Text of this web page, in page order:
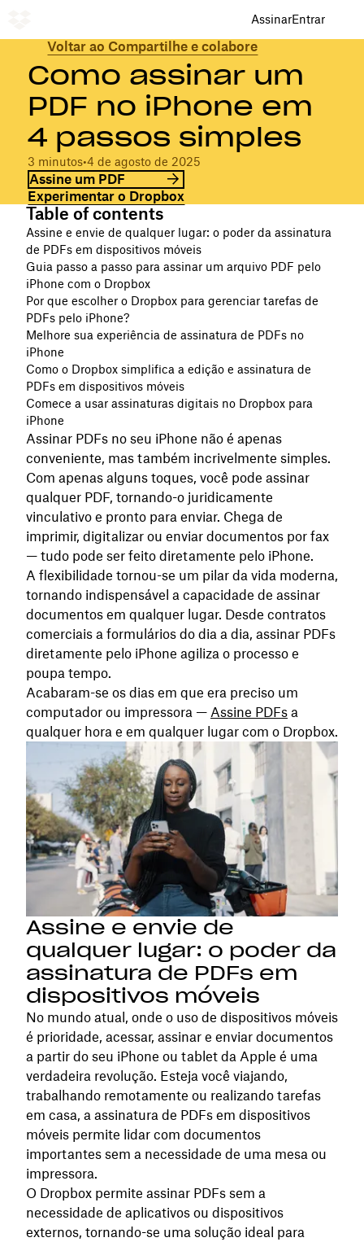
AssinarEntrar
Voltar ao Compartilhe e colabore
Como assinar um
PDF no iPhone em
4 passos simples
3 minutos•4 de agosto de 2025
Assine um PDF
Experimentar o Dropbox
Table of contents
Assine e envie de qualquer lugar: o poder da assinatura
de PDFs em dispositivos móveis
Guia passo a passo para assinar um arquivo PDF pelo
iPhone com o Dropbox
Por que escolher o Dropbox para gerenciar tarefas de
PDFs pelo iPhone?
Melhore sua experiência de assinatura de PDFs no
iPhone
Como o Dropbox simplifica a edição e assinatura de
PDFs em dispositivos móveis
Comece a usar assinaturas digitais no Dropbox para
iPhone
Assinar PDFs no seu iPhone não é apenas
conveniente, mas também incrivelmente simples.
Com apenas alguns toques, você pode assinar
qualquer PDF, tornando-o juridicamente
vinculativo e pronto para enviar. Chega de
imprimir, digitalizar ou enviar documentos por fax
— tudo pode ser feito diretamente pelo iPhone.
A flexibilidade tornou-se um pilar da vida moderna,
tornando indispensável a capacidade de assinar
documentos em qualquer lugar. Desde contratos
comerciais a formulários do dia a dia, assinar PDFs
diretamente pelo iPhone agiliza o processo e
poupa tempo.
Acabaram-se os dias em que era preciso um
computador ou impressora — Assine PDFs a
qualquer hora e em qualquer lugar com o Dropbox.
Assine e envie de
qualquer lugar: o poder da
assinatura de PDFs em
dispositivos móveis
No mundo atual, onde o uso de dispositivos móveis
é prioridade, acessar, assinar e enviar documentos
a partir do seu iPhone ou tablet da Apple é uma
verdadeira revolução. Esteja você viajando,
trabalhando remotamente ou realizando tarefas
em casa, a assinatura de PDFs em dispositivos
móveis permite lidar com documentos
importantes sem a necessidade de uma mesa ou
impressora.
O Dropbox permite assinar PDFs sem a
necessidade de aplicativos ou dispositivos
externos, tornando-se uma solução ideal para